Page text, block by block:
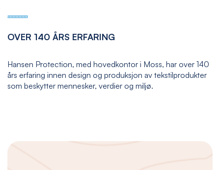
OVER 140 ÅRS ERFARING
Hansen Protection, med hovedkontor i Moss, har over 140
års erfaring innen design og produksjon av tekstilprodukter
som beskytter mennesker, verdier og miljø.